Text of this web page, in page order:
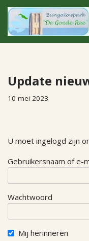
Ga
Update
10 mei 2023
U moet ingelogd zijn
Gebruikersnaam of e-
Wachtwoord
Mij herinneren